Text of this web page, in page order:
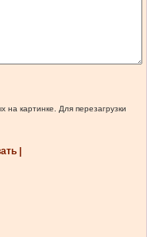
на картинке. Для перезагрузки
|